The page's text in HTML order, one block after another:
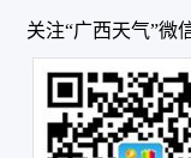
关注“广西天气”微